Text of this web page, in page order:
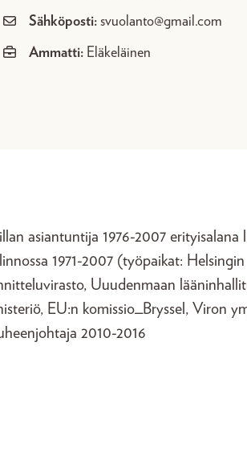
Sähköposti: svuolanto@gmail.com
Ammatti: Eläkeläinen
asiantuntija 1976-2007 erityisalana
1971-2007 (työpaikat: Helsingin
Uuudenmaan
EU:n komissio_Bryssel, Viron
2010-2016